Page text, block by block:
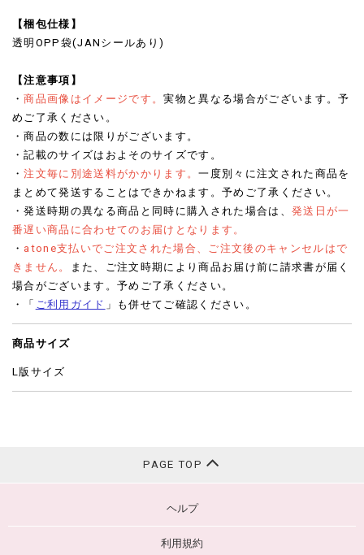
【梱包仕様】
透明OPP袋(JANシールあり)
【注意事項】
・商品画像はイメージです。実物と異なる場合がございます。予
めご了承ください。
・商品の数には限りがございます。
・記載のサイズはおよそのサイズです。
・注文毎に別途送料がかかります。一度別々に注文された商品を
まとめて発送することはできかねます。予めご了承ください。
・発送時期の異なる商品と同時に購入された場合は、 発送日が一
番遅い商品に合わせてのお届けとなります。
・ atone支払いでご注文された場合、ご注文後のキャンセルはで
きません。
また、ご注文時期により商品お届け前に請求書が届く
場合がございます。予めご了承ください。
・「 ご利用ガイド 」も併せてご確認ください。
商品サイズ
L版サイズ
PAGE TOP
ヘルプ
利用規約